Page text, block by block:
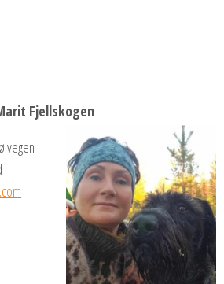
Fjellskogen